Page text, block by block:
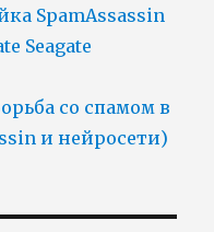
SpamAssassin
Seagate
со спамом в
и нейросети)